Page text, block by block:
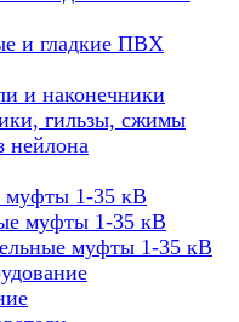
и гладкие ПВХ
и наконечники
гильзы, сжимы
нейлона
муфты 1-35 кВ
муфты 1-35 кВ
муфты 1-35 кВ